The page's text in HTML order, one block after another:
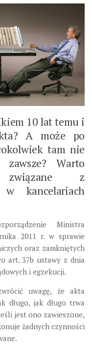
10 lat temu i
A może po
tam nie
zawsze? Warto
związane z
kancelariach
Ministra
2011 r. w sprawie
oraz zamkniętych
art. 37b ustawy z dnia
i egzekucji.
uwagę, że akta
długo, jak długo trwa
jest ono zawieszone,
żadnych czynności